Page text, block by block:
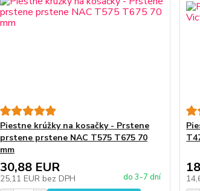
Piestne krúžky na kosačky - Prstene
prstene prstene NAC T575 T675 70
mm
30,88 EUR
25,11 EUR bez DPH do 3-7 dní